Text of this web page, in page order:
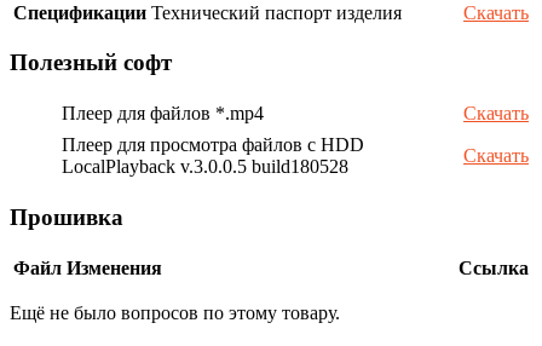
Спецификации Технический паспорт изделия Скачать
Полезный софт
Плеер для файлов *.mp4
Скачать
Плеер для просмотра файлов с HDD
LocalPlayback v.3.0.0.5 build180528
Скачать
Прошивка
Файл Изменения Ссылка
Ещё не было вопросов по этому товару.